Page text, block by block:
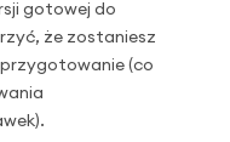
gotowej do
że zostaniesz
(co